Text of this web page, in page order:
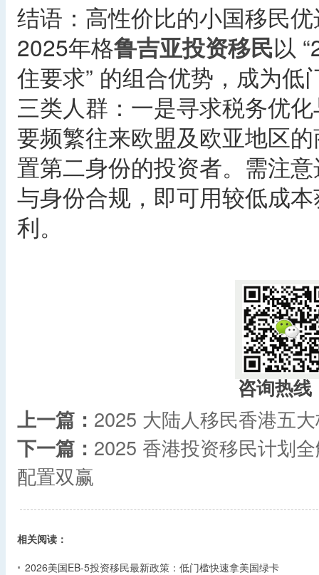
结语：高性价比的小国移民
2025年格鲁吉亚投资移民以
住要求” 的组合优势，成为低
三类人群：一是寻求税务优
要频繁往来欧盟及欧亚地区
置第二身份的投资者。需注
与身份合规，即可用较低成
利。
咨询热线
上一篇： 2025 大陆人移民香港五
下一篇： 2025 香港投资移民计划
配置双赢
相关阅读：
2026美国EB-5投资移民最新政策：低门槛快速拿美国绿卡